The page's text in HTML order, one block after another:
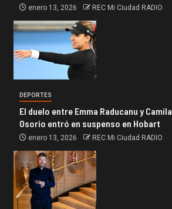
enero 13, 2026 REC Mi Ciudad RADIO
DEPORTES
El duelo entre Emma Raducanu y Camila
Osorio entró en suspenso en Hobart
enero 13, 2026 REC Mi Ciudad RADIO